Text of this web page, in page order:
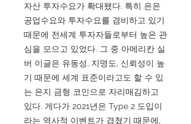
자산 투자수요가 확대됐다. 특히 은은
공업수요와 투자수요를 겸비하고 있기
때문에 전세계 투자자들로부터 높은 관
심을 모으고 있었다. 그 중 아메리칸 실
버 이글은 유동성, 지명도, 신뢰성이 높
기 때문에 세계 표준이라고도 할 수 있
는 은지 금형 코인으로 자리매김하고
있다. 게다가 2021년은 Type 2 도입이
라는 역사적 이벤트가 겹쳤기 때문에,